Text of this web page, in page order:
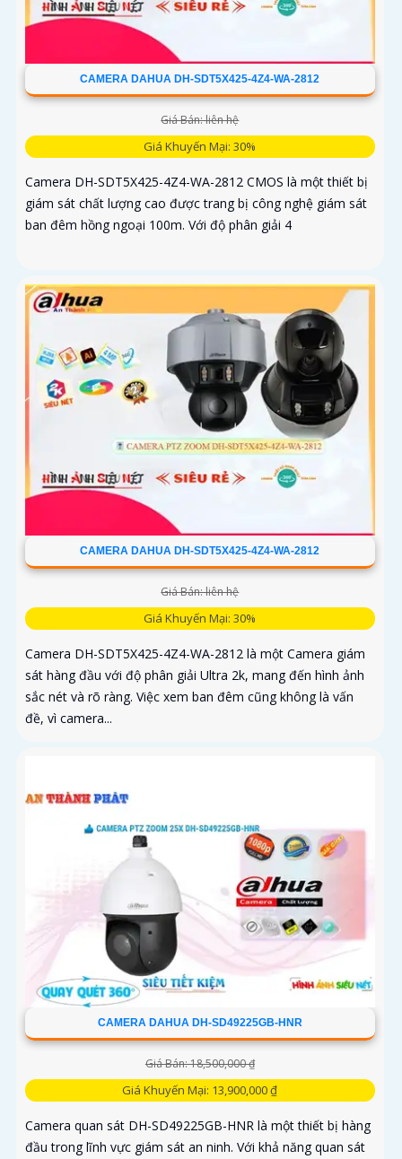
CAMERA DAHUA DH-SDT5X425-4Z4-WA-2812
Giá Bán: liên hệ
Giá Khuyến Mại: 30%
Camera DH-SDT5X425-4Z4-WA-2812 CMOS là một thiết bị
giám sát chất lượng cao được trang bị công nghệ giám sát
ban đêm hồng ngoại 100m. Với độ phân giải 4
CAMERA DAHUA DH-SDT5X425-4Z4-WA-2812
Giá Bán: liên hệ
Giá Khuyến Mại: 30%
Camera DH-SDT5X425-4Z4-WA-2812 là một Camera giám
sát hàng đầu với độ phân giải Ultra 2k, mang đến hình ảnh
sắc nét và rõ ràng. Việc xem ban đêm cũng không là vấn
đề, vì camera...
CAMERA DAHUA DH-SD49225GB-HNR
Giá Bán: 18,500,000 ₫
Giá Khuyến Mại: 13,900,000 ₫
Camera quan sát DH-SD49225GB-HNR là một thiết bị hàng
đầu trong lĩnh vực giám sát an ninh. Với khả năng quan sát